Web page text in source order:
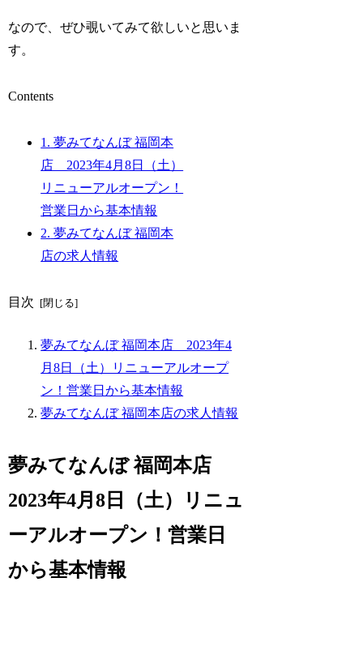
なので、ぜひ覗いてみて欲しいと思いま
す。
Contents
1. 夢みてなんぼ 福岡本
店 2023年4月8日（土）
リニューアルオープン！
営業日から基本情報
2. 夢みてなんぼ 福岡本
店の求人情報
目次
夢みてなんぼ 福岡本店 2023年4
月8日（土）リニューアルオープ
ン！営業日から基本情報
夢みてなんぼ 福岡本店の求人情報
夢みてなんぼ 福岡本店
2023年4月8日（土）リニュ
ーアルオープン！営業日
から基本情報